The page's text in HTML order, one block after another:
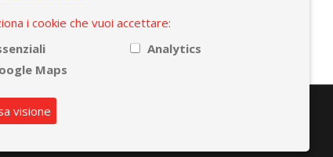
i cookie che vuoi accettare:
Analytics
Maps
visione